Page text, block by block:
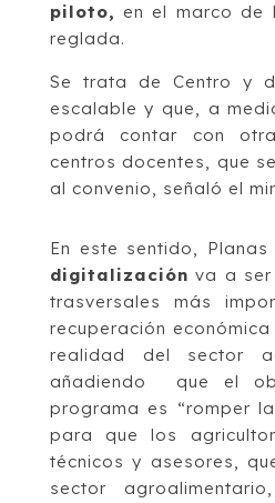
piloto, en el marco de
reglada.
Se trata de Centro y
escalable y que, a
podrá contar con
centros docentes, que
al convenio, señaló el
En este sentido,
digitalización va a ser
trasversales más
recuperación
realidad del sector
añadiendo que el
programa es “romper
para que los
técnicos y asesores,
sector